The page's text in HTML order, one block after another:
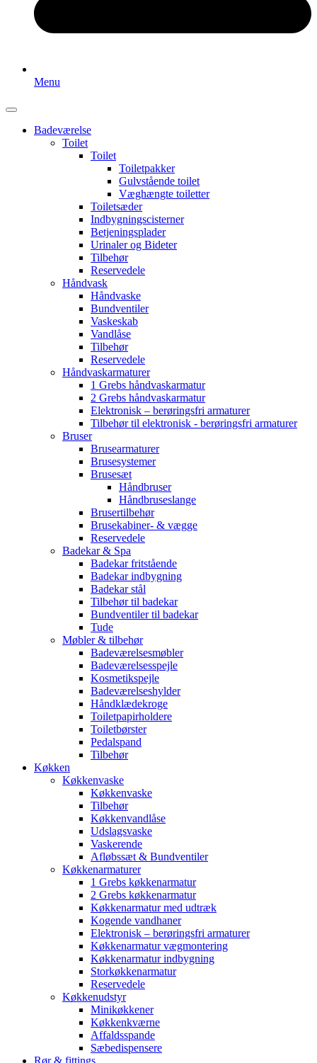
Menu
Badeværelse
Toilet
Toilet
Toiletpakker
Gulvstående toilet
Væghængte toiletter
Toiletsæder
Indbygningscisterner
Betjeningsplader
Urinaler og Bideter
Tilbehør
Reservedele
Håndvask
Håndvaske
Bundventiler
Vaskeskab
Vandlåse
Tilbehør
Reservedele
Håndvaskarmaturer
1 Grebs håndvaskarmatur
2 Grebs håndvaskarmatur
Elektronisk – berøringsfri armaturer
Tilbehør til elektronisk - berøringsfri armaturer
Bruser
Brusearmaturer
Brusesystemer
Brusesæt
Håndbruser
Håndbruseslange
Brusertilbehør
Brusekabiner- & vægge
Reservedele
Badekar & Spa
Badekar fritstående
Badekar indbygning
Badekar stål
Tilbehør til badekar
Bundventiler til badekar
Tude
Møbler & tilbehør
Badeværelsesmøbler
Badeværelsesspejle
Kosmetikspejle
Badeværelseshylder
Håndklædekroge
Toiletpapirholdere
Toiletbørster
Pedalspand
Tilbehør
Køkken
Køkkenvaske
Køkkenvaske
Tilbehør
Køkkenvandlåse
Udslagsvaske
Vaskerende
Afløbssæt & Bundventiler
Køkkenarmaturer
1 Grebs køkkenarmatur
2 Grebs køkkenarmatur
Køkkenarmatur med udtræk
Kogende vandhaner
Elektronisk – berøringsfri armaturer
Køkkenarmatur vægmontering
Køkkenarmatur indbygning
Storkøkkenarmatur
Reservedele
Køkkenudstyr
Minikøkkener
Køkkenkværne
Affaldsspande
Sæbedispensere
Rør & fittings